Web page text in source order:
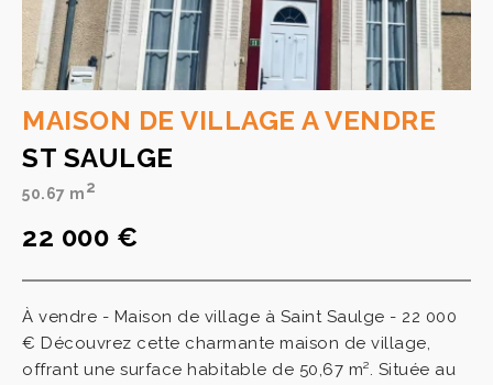
MAISON DE VILLAGE A VENDRE
ST SAULGE
50.67 m2
22 000 €
À vendre - Maison de village à Saint Saulge - 22 000
€ Découvrez cette charmante maison de village,
offrant une surface habitable de 50,67 m². Située au